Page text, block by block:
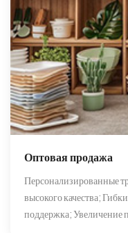
Оптовая продажа
Персонализированные
высокого качества;
поддержка; Увеличение